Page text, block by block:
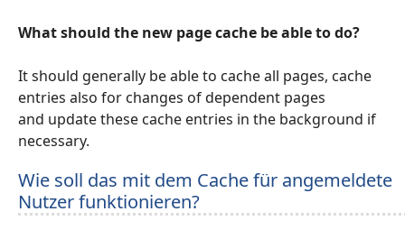
What should the new page cache be able to do?
It should generally be able to cache all pages, cache
entries also for changes of dependent pages
and update these cache entries in the background if
necessary.
Wie soll das mit dem Cache für angemeldete
Nutzer funktionieren?